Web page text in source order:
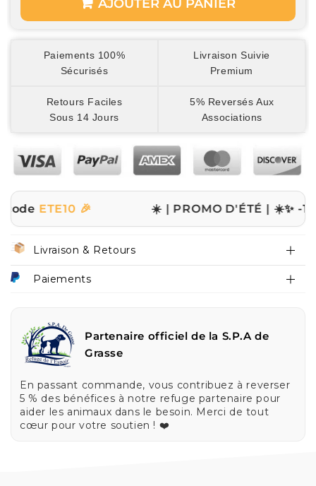
AJOUTER AU PANIER
Paiements 100%
Sécurisés
Livraison Suivie
Premium
Retours Faciles
Sous 14 Jours
5% Reversés Aux
Associations
🎉 ☀️ | PROMO D'ÉTÉ | ☀️✨ -10%
Livraison & Retours
Paiements
Partenaire officiel de la S.P.A de
Grasse
En passant commande, vous contribuez à reverser
5 % des bénéfices à notre refuge partenaire pour
aider les animaux dans le besoin. Merci de tout
cœur pour votre soutien ! ❤️